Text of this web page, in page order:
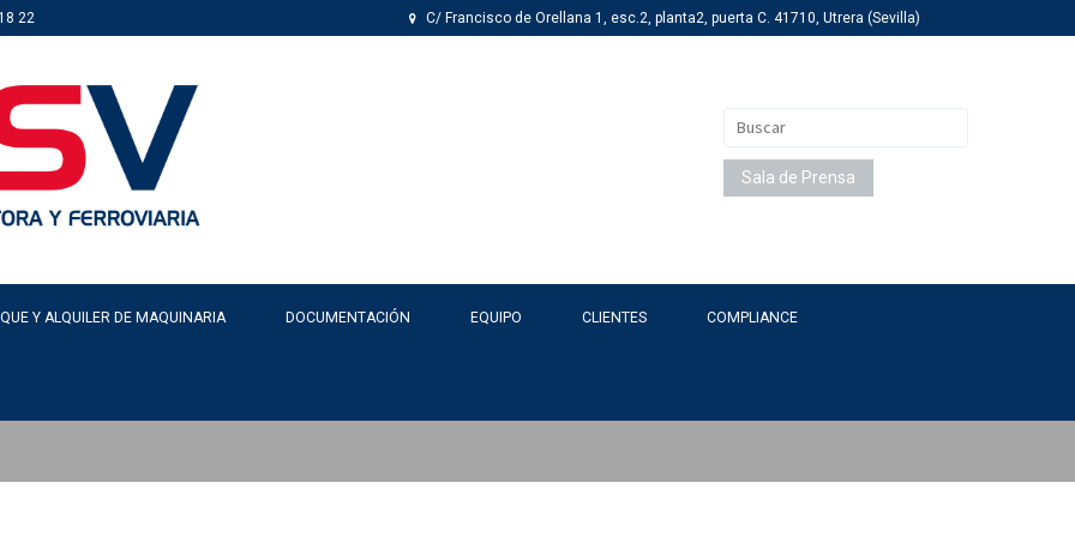
22 C/ Francisco de Orellana 1, esc.2, planta2, puerta C. 41710, Utrera (Sevilla)
Buscar:
Sala de Prensa
Y ALQUILER DE MAQUINARIA DOCUMENTACIÓN EQUIPO CLIENTES COMPLIANCE